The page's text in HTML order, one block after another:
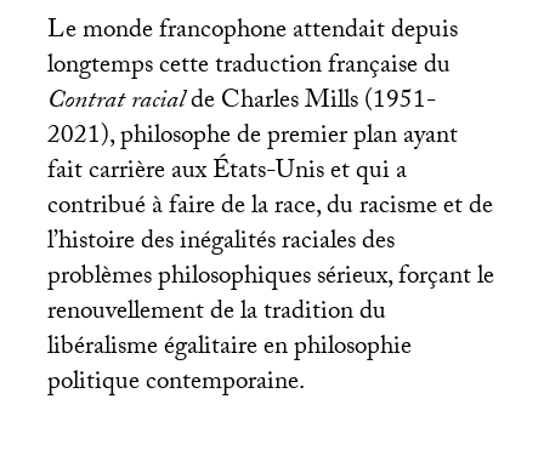
Le monde francophone attendait depuis
longtemps cette traduction française du
Contrat racialde Charles Mills (1951-
2021), philosophe de premier plan ayant
fait carrière aux États-Unis et qui a
contribué à faire de la race, du racisme et de
l’histoire des inégalités raciales des
problèmes philosophiques sérieux, forçant le
renouvellement de la tradition du
libéralisme égalitaire en philosophie
politique contemporaine.